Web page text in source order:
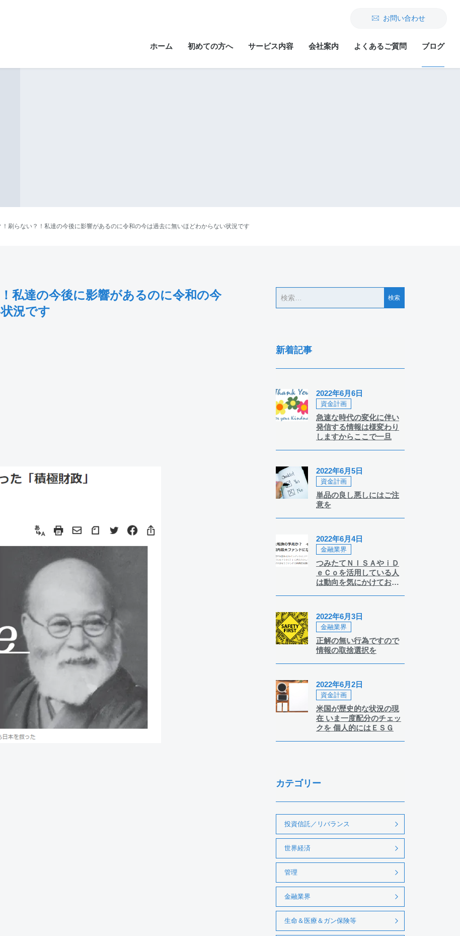
ホーム 初めての方へ サービス内容 会社案内 よくあるご質問 ブログ
お問い合わせ
！刷らない？！私達の今後に影響があるのに令和の今は過去に無いほどわからない状況です
私達の今後に影響があるのに令和の今
況です
新着記事
急速な時代の変化に伴い
発信する情報は様変わり
しますからここで一旦
資金計画
2022年6月6日
単品の良し悪しにはご注
意を
資金計画
2022年6月5日
つみたてＮＩＳＡやｉＤ
ｅＣｏを活用している人
は動向を気にかけておき
金融業界
2022年6月4日
正解の無い行為ですので
情報の取捨選択を
金融業界
2022年6月3日
米国が歴史的な状況の現
在 いま一度配分のチェッ
クを 個人的にはＥＳＧ
資金計画
2022年6月2日
カテゴリー
投資信託／リバランス
世界経済
管理
金融業界
生命＆医療＆ガン保険等